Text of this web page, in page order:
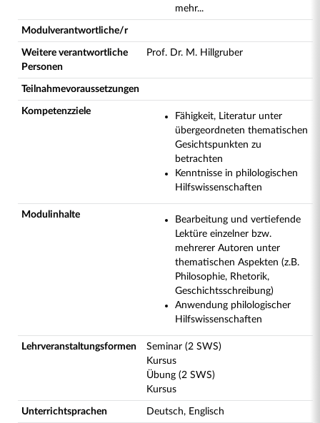
mehr...
Modulverantwortliche/r
Weitere verantwortliche
Personen
Prof. Dr. M. Hillgruber
Teilnahmevoraussetzungen
Kompetenzziele
Fähigkeit, Literatur unter
übergeordneten thematischen
Gesichtspunkten zu
betrachten
Kenntnisse in philologischen
Hilfswissenschaften
Modulinhalte
Bearbeitung und vertiefende
Lektüre einzelner bzw.
mehrerer Autoren unter
thematischen Aspekten (z.B.
Philosophie, Rhetorik,
Geschichtsschreibung)
Anwendung philologischer
Hilfswissenschaften
Lehrveranstaltungsformen
Seminar (2 SWS)
Kursus
Übung (2 SWS)
Kursus
Unterrichtsprachen Deutsch, Englisch